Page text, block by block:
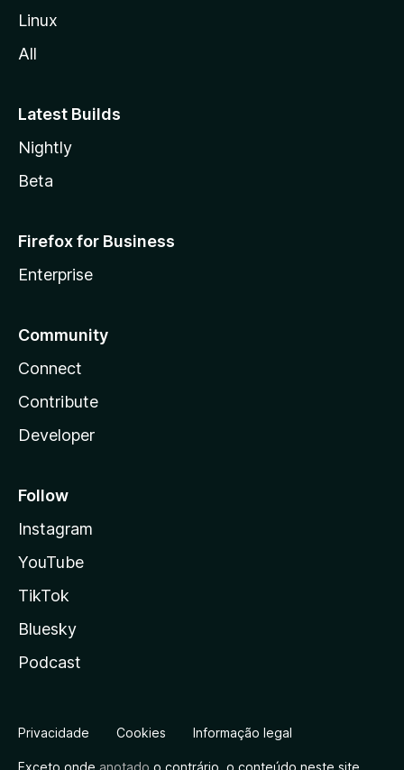
a
Linux
All
Latest Builds
Nightly
Beta
Firefox for Business
Enterprise
Community
Connect
Contribute
Developer
Follow
Instagram
YouTube
TikTok
Bluesky
Podcast
Privacidade Cookies Informação legal
Exceto onde anotado o contrário, o conteúdo neste site